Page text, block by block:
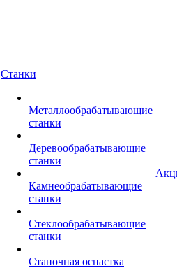
Станки
Металлообрабатывающие
станки
Деревообрабатывающие
станки
Камнеобрабатывающие
станки
Стеклообрабатывающие
станки
Станочная оснастка